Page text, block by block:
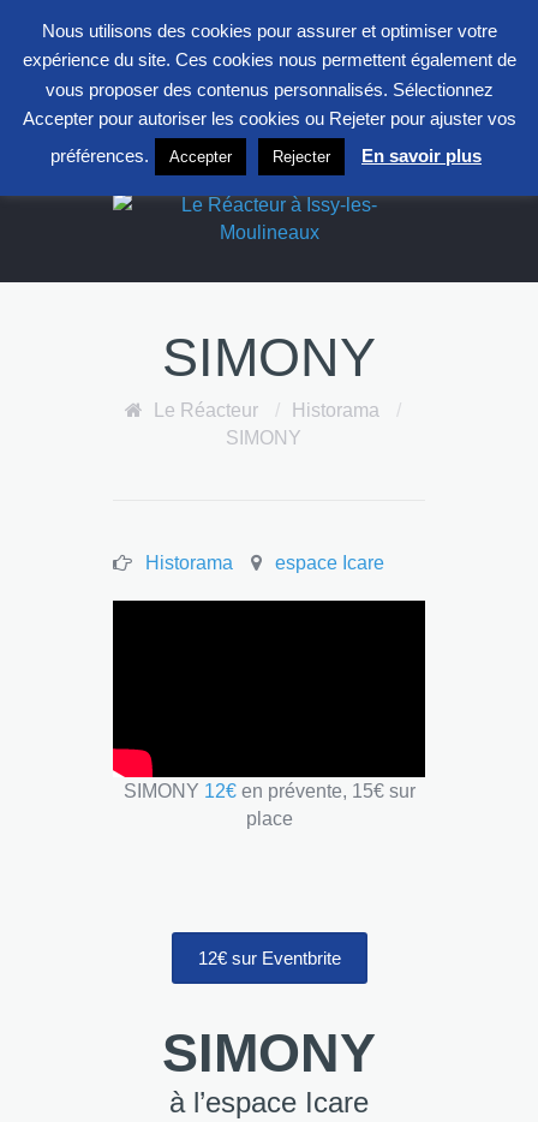
entrepont@clavim.asso.fr 01 41 23 83 83
Le Réacteur
SIMONY
Le Réacteur / Historama
/
SIMONY
Historama espace Icare
SIMONY 12€en prévente, 15€ sur
place
12€ sur Eventbrite
SIMONY
à l’espace Icare
Nous utilisons des cookies pour assurer et optimiser votre
expérience du site. Ces cookies nous permettent également de
vous proposer des contenus personnalisés. Sélectionnez
Accepter pour autoriser les cookies ou Rejeter pour ajuster vos
préférences.
Accepter Rejecter En savoir plus